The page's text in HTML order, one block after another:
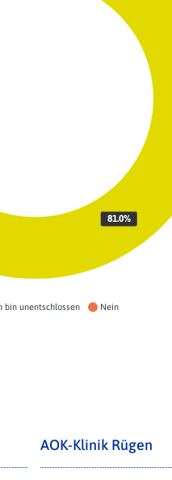
bin unentschlossen Nein
81.0%
AOK-Klinik Rügen